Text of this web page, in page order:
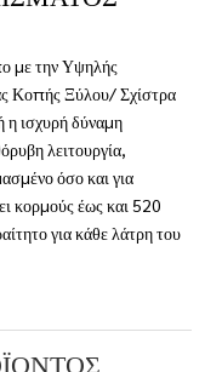
με την Υψηλής
Κοπής Ξύλου/ Σχίστρα
ισχυρή δύναμη
λειτουργία,
όσο και για
κορμούς έως και 520
για κάθε λάτρη του